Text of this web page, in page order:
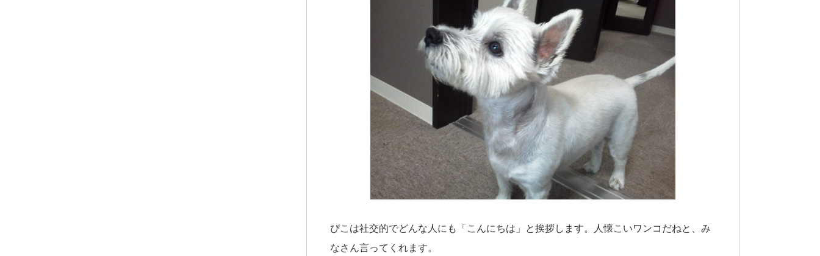
ぴこは社交的でどんな人にも「こんにちは」と挨拶します。人懐こいワンコだねと、み
なさん言ってくれます。